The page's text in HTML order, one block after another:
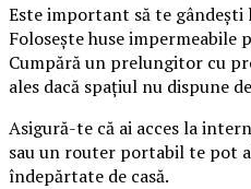
Este important să te
Folosește huse
Cumpără un prelungitor cu
ales dacă spațiul nu dispune
Asigură-te că ai acces la
sau un router portabil te pot
îndepărtate de casă.